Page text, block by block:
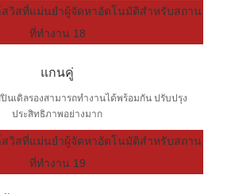
แกนคู่
นเดิลรองสามารถทำงานได้พร้อมกัน ปรับปรุง
ประสิทธิภาพอย่างมาก